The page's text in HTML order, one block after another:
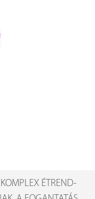
ÉTREND-